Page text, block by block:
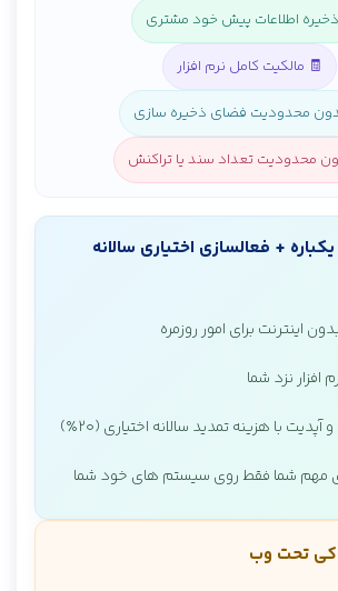
اطلاعات پیش خود مشتری
🧾 مالکیت کامل نرم افزار
محدودیت فضای ذخیره سازی
محدودیت تعداد سند یا تراکنش
+ فعالسازی اختیاری سالانه
اینترنت برای امور روزمره
افزار نزد شما
آپدیت با هزینه تمدید سالانه اختیاری (۲۰٪)
مهم شما فقط روی سیستم های خود شما
تحت وب